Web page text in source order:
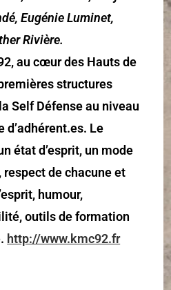
Eugénie Luminet,
Rivière.
au cœur des Hauts de
structures
Self Défense au niveau
d’adhérent.es. Le
état d’esprit, un mode
de chacune et
humour,
outils de formation
http://www.kmc92.fr